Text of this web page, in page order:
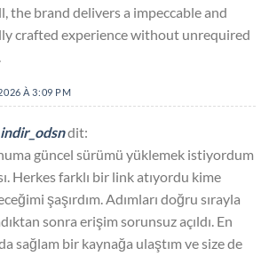
the brand delivers a impeccable and
crafted experience without unrequired
À 3:09 PM
dit:
güncel sürümü yüklemek istiyordum
Herkes farklı bir link atıyordu kime
şaşırdım. Adımları doğru sırayla
sonra erişim sorunsuz açıldı. En
sağlam bir kaynağa ulaştım ve size de